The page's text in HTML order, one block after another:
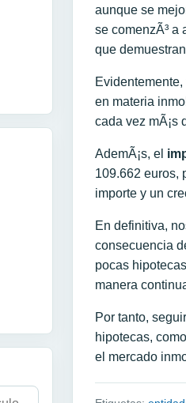
aunque se
se comenzÃ³ a
que
en materia
cada vez mÃ¡s
AdemÃ¡s, el
109.662 euros,
importe y un
En definitiva,
consecuencia
pocas
manera
Por tanto,
hipotecas,
el mercado